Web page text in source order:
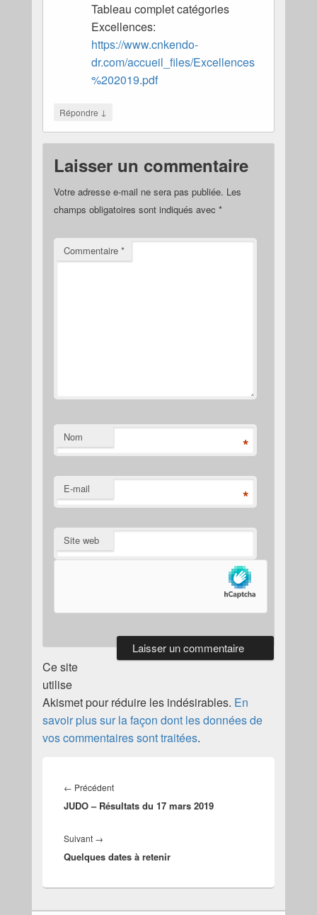
Tableau complet catégories
Excellences:
https://www.cnkendo-
dr.com/accueil_files/Excellences
%202019.pdf
Répondre ↓
Laisser un commentaire
Votre adresse e-mail ne sera pas publiée. Les
champs obligatoires sont indiqués avec *
Commentaire *
Nom *
E-mail *
Site web
Ce site
utilise
Akismet pour réduire les indésirables. En
savoir plus sur la façon dont les données de
vos commentaires sont traitées.
de
l’article
← PrécédentArticle
précédent :
JUDO – Résultats du 17 mars 2019
Suivant →Article
suivant :
Quelques dates à retenir